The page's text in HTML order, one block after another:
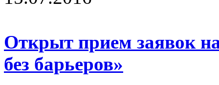
Открыт прием заявок
без барьеров»